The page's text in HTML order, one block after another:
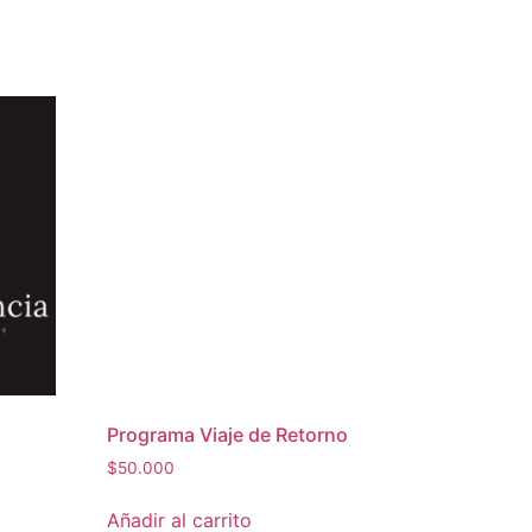
Programa Viaje de Retorno
$50.000
Añadir al carrito